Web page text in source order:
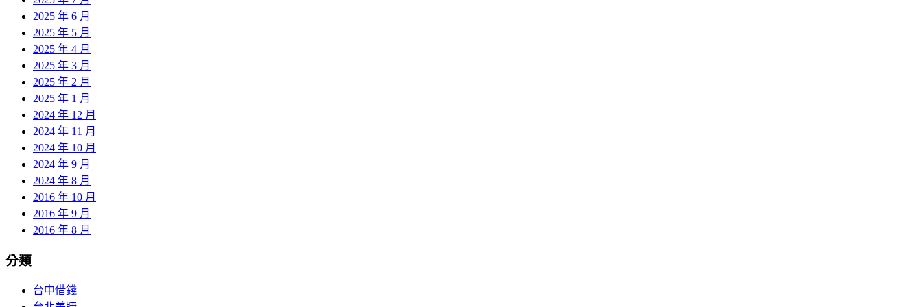
2025 年 6 月
2025 年 5 月
2025 年 4 月
2025 年 3 月
2025 年 2 月
2025 年 1 月
2024 年 12 月
2024 年 11 月
2024 年 10 月
2024 年 9 月
2024 年 8 月
2016 年 10 月
2016 年 9 月
2016 年 8 月
分類
台中借錢